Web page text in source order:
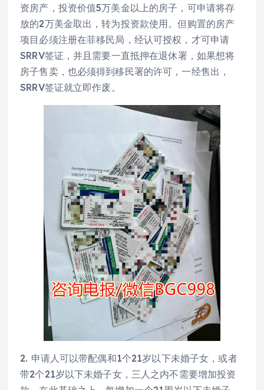
资房产，投资价值5万美金以上的房子，可申请将存
放的2万美金取出，转为投资款使用。但购置的房产
项目必须注册在菲移民局，经认可授权，才可申请
SRRV签证，并且需要一直抵押在退休署，如果想将
房子售卖，也必须得到移民署的许可，一经售出，
SRRV签证就立即作废。
2. 申请人可以带配偶和1个21岁以下未婚子女，或者
带2个21岁以下未婚子女，三人之内不需要增加投资